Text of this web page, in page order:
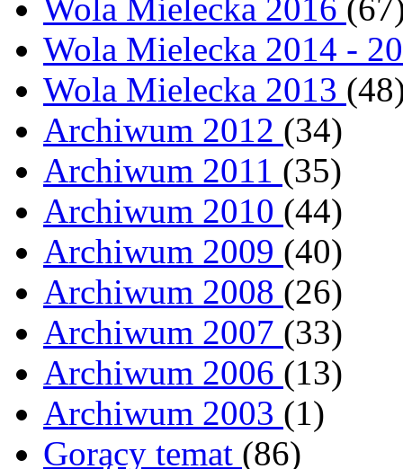
Wola Mielecka 2016
Wola Mielecka 2014 -
Wola Mielecka 2013
Archiwum 2012 (34)
Archiwum 2011 (35)
Archiwum 2010 (44)
Archiwum 2009 (40)
Archiwum 2008 (26)
Archiwum 2007 (33)
Archiwum 2006 (13)
Archiwum 2003 (1)
Gorący temat (86)